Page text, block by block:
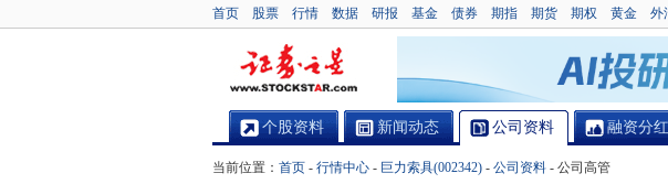
首页 股票 行情 数据 研报 基金 债券 期指 期货 期权 黄金 外
个股资料 新闻动态 公司资料 融资分红
当前位置： 首页 - 行情中心 - 巨力索具(002342) - 公司资料 - 公司高管